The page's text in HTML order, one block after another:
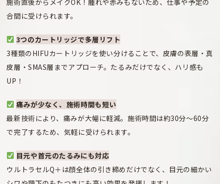
施術直後からメイクOK！腫れや赤みもないため、仕事や予定の
合間に受けられます。
3つのカートリッジで多層リフト
3種類のHIFUカートリッジを使い分けることで、皮膚の表層・真
皮層・SMAS層までアプローチ。たるみだけでなく、ハリ感も
UP！
痛みが少なく、施術時間も短い
最新技術により、痛みが大幅に軽減。施術時間は約30分～60分
で完了するため、気軽に受けられます。
目元や首元のたるみにも対応
ウルトラセルQ＋は顔全体の引き締めだけでなく、目元の細かい